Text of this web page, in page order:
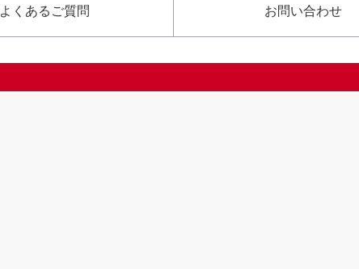
よくあるご質問 お問い合わせ